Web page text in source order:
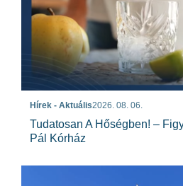
Hírek - Aktuális2026. 08. 06.
Tudatosan A Hőségben! –
Pál Kórház